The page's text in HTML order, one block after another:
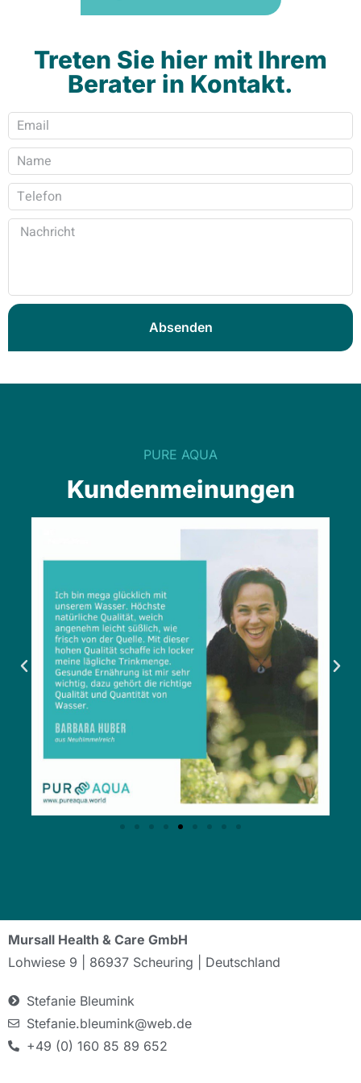
Treten Sie hier mit Ihrem
Berater in Kontakt.
Absenden
PURE AQUA
Kundenmeinungen
Mursall Health & Care GmbH
Lohwiese 9 | 86937 Scheuring | Deutschland
Stefanie Bleumink
Stefanie.bleumink@web.de
+49 (0) 160 85 89 652